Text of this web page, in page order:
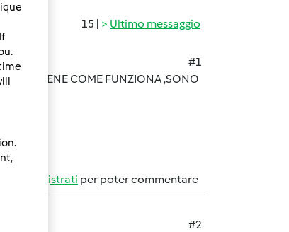
15 | Ultimo messaggio
#1
SO BENE COME FUNZIONA ,SONO
registrati per poter commentare
#2